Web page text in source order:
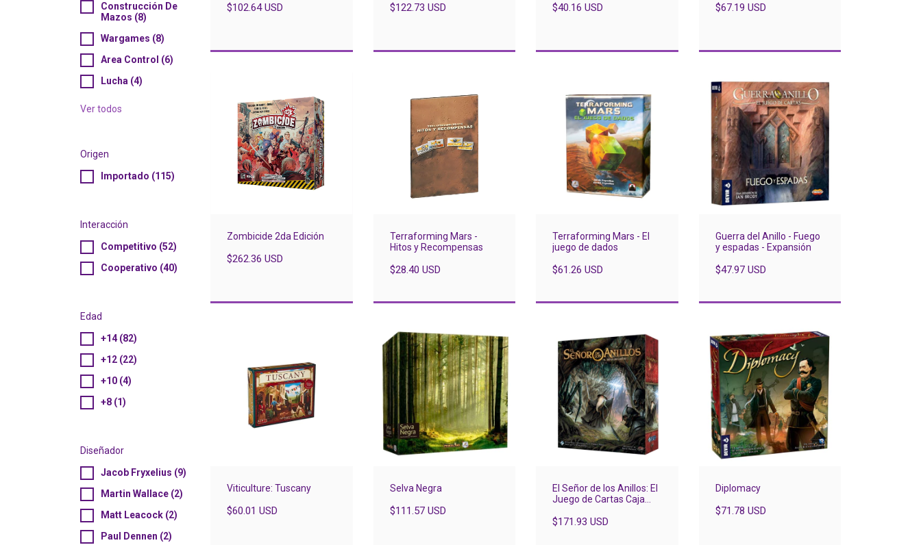
Construcción De
Mazos (8)
Wargames (8)
Area Control (6)
Lucha (4)
Ver todos
Origen
Importado (115)
Interacción
Competitivo (52)
Cooperativo (40)
Edad
+14 (82)
+12 (22)
+10 (4)
+8 (1)
Diseñador
Jacob Fryxelius (9)
Martin Wallace (2)
Matt Leacock (2)
Paul Dennen (2)
$102.64 USD $122.73 USD $40.16 USD $67.19 USD
Zombicide 2da Edición
$262.36 USD
Terraforming Mars -
Hitos y Recompensas
$28.40 USD
Terraforming Mars - El
juego de dados
$61.26 USD
Guerra del Anillo - Fuego
y espadas - Expansión
$47.97 USD
Viticulture: Tuscany
$60.01 USD
Selva Negra
$111.57 USD
El Señor de los Anillos: El
Juego de Cartas Caja
$171.93 USD
Diplomacy
$71.78 USD